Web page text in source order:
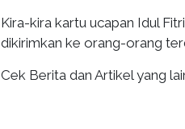
Kira-kira kartu ucapan Idul
dikirimkan ke orang-orang
Cek Berita dan Artikel yang